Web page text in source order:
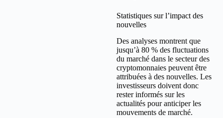
Statistiques sur l’impact des
nouvelles
Des analyses montrent que
jusqu’à 80 % des fluctuations
du marché dans le secteur des
cryptomonnaies peuvent être
attribuées à des nouvelles. Les
investisseurs doivent donc
rester informés sur les
actualités pour anticiper les
mouvements de marché.